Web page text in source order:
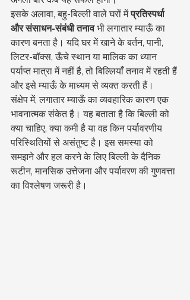
इसके अलावा, बहु-बिल्ली वाले घरों में प्रतिस्पर्धा
और संसाधन-संबंधी तनाव भी लगातार म्याऊँ का
कारण बनता है। यदि घर में खाने के बर्तन, पानी,
लिटर-बॉक्स, ऊँचे स्थान या मालिक का ध्यान
पर्याप्त मात्रा में नहीं है, तो बिल्लियाँ तनाव में रहती हैं
और इसे म्याऊँ के माध्यम से व्यक्त करती हैं।
संक्षेप में, लगातार म्याऊँ का व्यवहारिक कारण एक
भावनात्मक संकेत है। यह बताता है कि बिल्ली को
क्या चाहिए, क्या कमी है या वह किन पर्यावरणीय
परिस्थितियों से असंतुष्ट है। इस समस्या को
समझने और हल करने के लिए बिल्ली के दैनिक
रूटीन, मानसिक उत्तेजना और पर्यावरण की गुणवत्ता
का विश्लेषण जरूरी है।